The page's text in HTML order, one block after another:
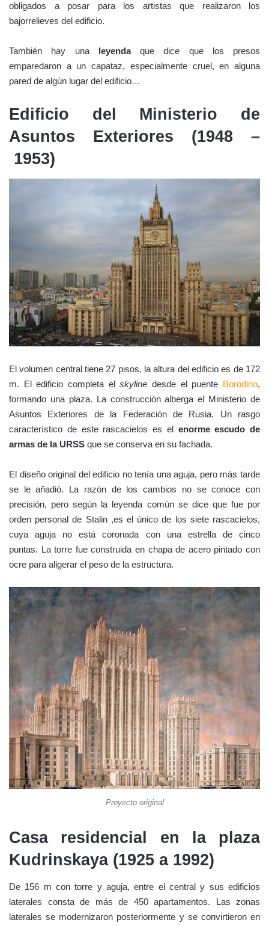
obligados a posar para los artistas que realizaron los
bajorrelieves del edificio.
También hay una leyendaque dice que los presos
emparedaron a un capataz, especialmente cruel, en alguna
pared de algún lugar del edificio…
Edificio del Ministerio de
Asuntos Exteriores (1948 –
1953)
El volumen central tiene 27 pisos, la altura del edificio es de 172
m. El edificio completa elskyline desde el puente Borodino,
formando una plaza. La construcción alberga el Ministerio de
Asuntos Exteriores de la Federación de Rusia. Un rasgo
característico de este rascacielos es el enorme escudo de
armas de la URSS que se conserva en su fachada.
El diseño original del edificio no tenía una aguja, pero más tarde
se le añadió. La razón de los cambios no se conoce con
precisión, pero según la leyenda común se dice que fue por
orden personal de Stalin ,es el único de los siete rascacielos,
cuya aguja no está coronada con una estrella de cinco
puntas. La torre fue construida en chapa de acero pintado con
ocre para aligerar el peso de la estructura.
Proyecto original
Casa residencial en la plaza
Kudrinskaya (1925 a 1992)
De 156 m con torre y aguja, entre el central y sus edificios
laterales consta de más de 450 apartamentos. Las zonas
laterales se modernizaron posteriormente y se convirtieron en